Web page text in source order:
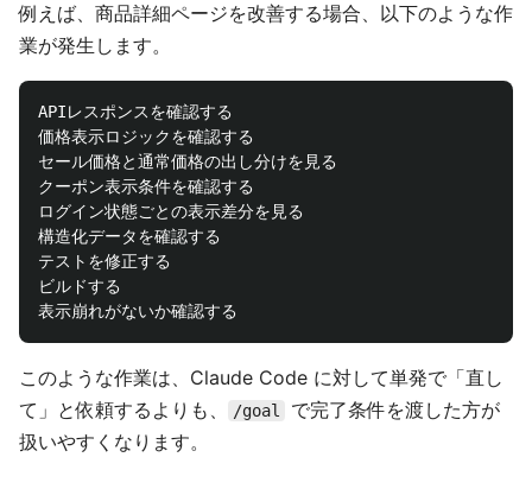
例えば、商品詳細ページを改善する場合、以下のような作
業が発生します。
APIレスポンスを確認する
価格表示ロジックを確認する
セール価格と通常価格の出し分けを見る
クーポン表示条件を確認する
ログイン状態ごとの表示差分を見る
構造化データを確認する
テストを修正する
ビルドする
このような作業は、Claude Code に対して単発で「直し
て」と依頼するよりも、
/goal
で完了条件を渡した方が
扱いやすくなります。